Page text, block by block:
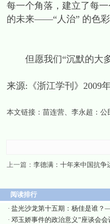
每一个角落，建立了每
的未来——“人治” 的色彩
但愿我们“沉默的大多
来源:《浙江学刊》2009
本文链接： 苗连营、李永超：公
上一篇： 李德满：十年来中国抗争
阅读排行
· 盐光沙龙第十五期：杨佳是谁
· 邓玉娇事件的政治意义”座谈会会